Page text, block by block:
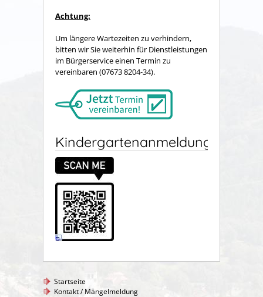
Achtung:
Um längere Wartezeiten zu verhindern,
bitten wir Sie weiterhin für Dienstleistungen
im Bürgerservice einen Termin zu
vereinbaren (07673 8204-34).
Kindergartenanmeldung
Startseite
Kontakt / Mängelmeldung